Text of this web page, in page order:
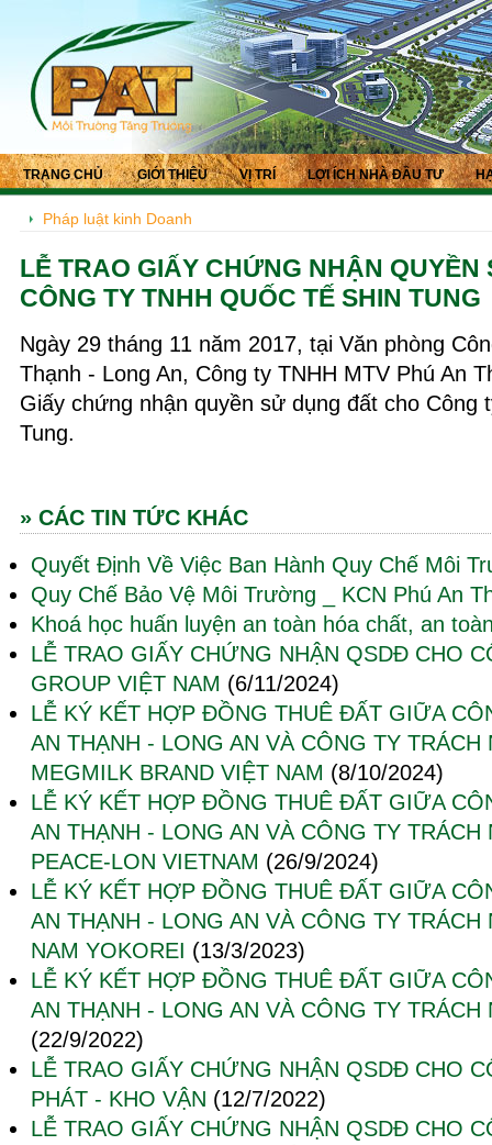
TRANG CHỦ GIỚI THIỆU VỊ TRÍ LỢI ÍCH NHÀ ĐẦU TƯ
Pháp luật kinh Doanh
LỄ TRAO GIẤY CHỨNG NHẬN
CÔNG TY TNHH QUỐC TẾ SHIN TUNG
Ngày 29 tháng 11 năm 2017, tại Văn phòng
Thạnh - Long An, Công ty TNHH MTV Phú An
Giấy chứng nhận quyền sử dụng đất cho Công
Tung.
» CÁC TIN TỨC KHÁC
Quyết Định Về Việc Ban Hành Quy Chế Môi
Quy Chế Bảo Vệ Môi Trường _ KCN Phú An
Khoá học huấn luyện an toàn hóa chất, an
LỄ TRAO GIẤY CHỨNG NHẬN QSDĐ CHO
GROUP VIỆT NAM (6/11/2024)
LỄ KÝ KẾT HỢP ĐỒNG THUÊ ĐẤT GIỮA
AN THẠNH - LONG AN VÀ CÔNG TY TRÁCH
MEGMILK BRAND VIỆT NAM (8/10/2024)
LỄ KÝ KẾT HỢP ĐỒNG THUÊ ĐẤT GIỮA
AN THẠNH - LONG AN VÀ CÔNG TY TRÁCH
PEACE-LON VIETNAM (26/9/2024)
LỄ KÝ KẾT HỢP ĐỒNG THUÊ ĐẤT GIỮA
AN THẠNH - LONG AN VÀ CÔNG TY
NAM YOKOREI (13/3/2023)
LỄ KÝ KẾT HỢP ĐỒNG THUÊ ĐẤT GIỮA
AN THẠNH - LONG AN VÀ CÔNG TY
(22/9/2022)
LỄ TRAO GIẤY CHỨNG NHẬN QSDĐ CHO
PHÁT - KHO VẬN (12/7/2022)
LỄ TRAO GIẤY CHỨNG NHẬN QSDĐ CHO